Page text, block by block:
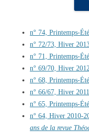
n° 74, Printemps-
n° 72/73, Hiver
n° 71, Printemps-
n° 69/70, Hiver
n° 68, Printemps-
n° 66/67, Hiver
n° 65, Printemps-
n° 64, Hiver 2010-
ans de la revue